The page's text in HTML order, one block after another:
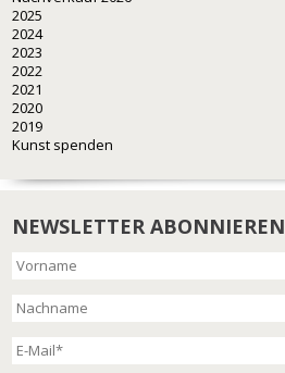
2025
2024
2023
2022
2021
2020
2019
Kunst spenden
NEWSLETTER ABONNIEREN